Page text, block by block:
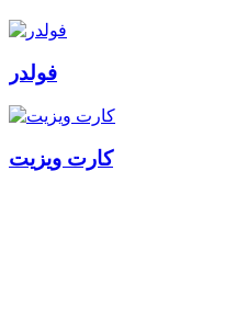
فولدر
کارت ویزیت